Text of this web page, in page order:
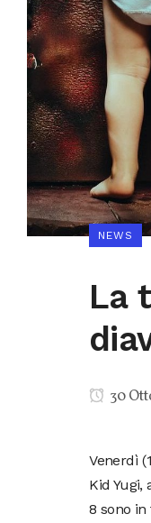
NEWS
La
30
Venerdì
Kid Yugi,
8 sono